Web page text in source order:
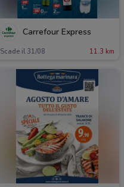
Carrefour Express
Scade il 31/08 11.3 km